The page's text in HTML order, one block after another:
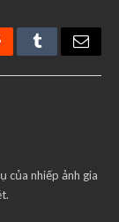
TumblrEmail
của nhiếp ảnh gia